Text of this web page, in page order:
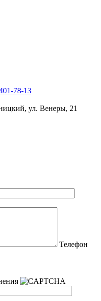
78-13
ул. Венеры, 21
Телефон